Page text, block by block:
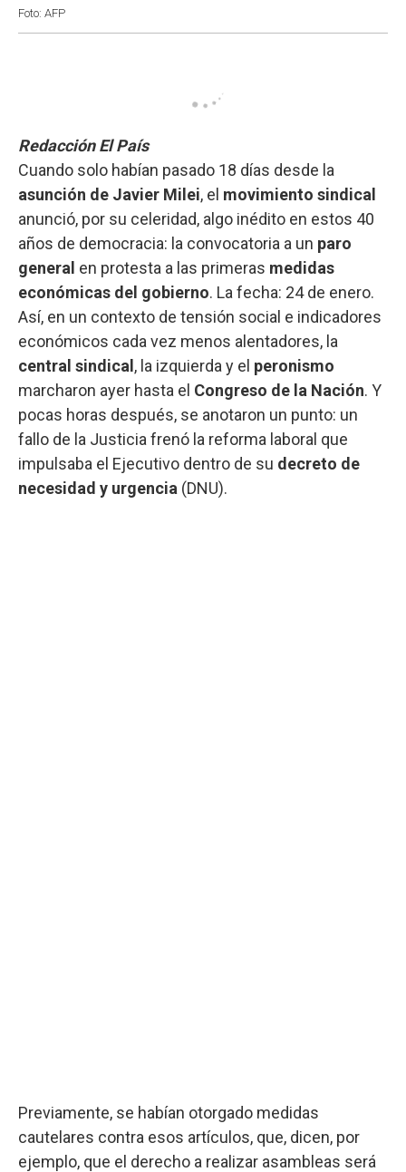
Foto: AFP
Redacción El País
Cuando solo habían pasado 18 días desde la
asunción de Javier Milei, el movimiento sindical
anunció, por su celeridad, algo inédito en estos 40
años de democracia: la convocatoria a un paro
general en protesta a las primeras medidas
económicas del gobierno. La fecha: 24 de enero.
Así, en un contexto de tensión social e indicadores
económicos cada vez menos alentadores, la
central sindical , la izquierda y el peronismo
marcharon ayer hasta el Congreso de la Nación. Y
pocas horas después, se anotaron un punto: un
fallo de la Justicia frenó la reforma laboral que
impulsaba el Ejecutivo dentro de su decreto de
necesidad y urgencia (DNU).
Previamente, se habían otorgado medidas
cautelares contra esos artículos, que, dicen, por
ejemplo, que el derecho a realizar asambleas será